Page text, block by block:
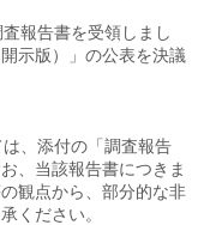
報告書を受領しまし
示版）」の公表を決議
、添付の「調査報告
、当該報告書につきま
観点から、部分的な非
ください。